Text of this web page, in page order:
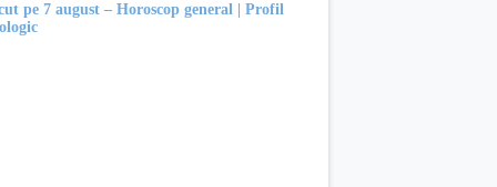
pe 7 august – Horoscop general | Profil